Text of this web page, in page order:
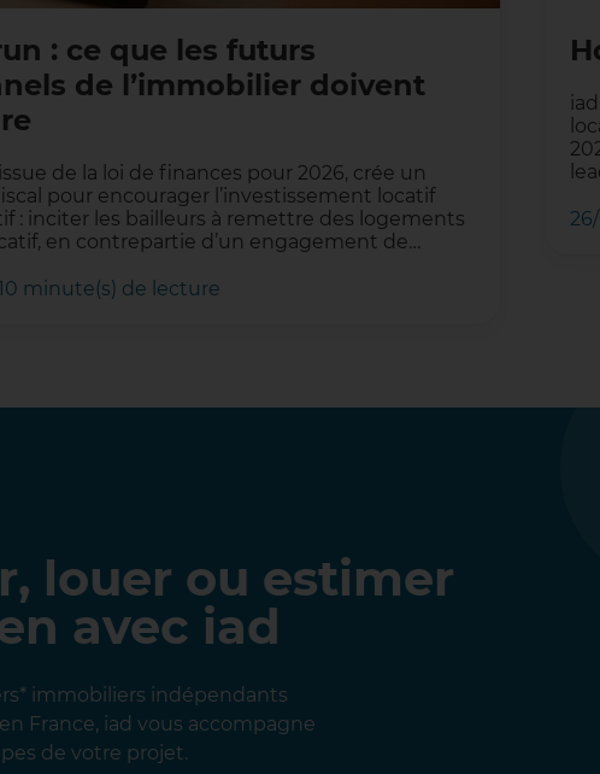
: ce que les futurs
de l’immobilier doivent
de la loi de finances pour 2026, crée un
pour encourager l’investissement locatif
: inciter les bailleurs à remettre des logements
en contrepartie d’un engagement de…
minute(s) de lecture
louer ou estimer
avec iad
immobiliers indépendants
France, iad vous accompagne
de votre projet.